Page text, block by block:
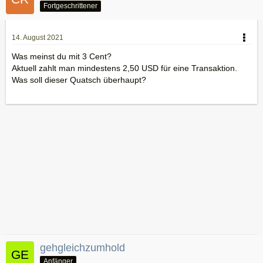
Fortgeschrittener
14. August 2021
Was meinst du mit 3 Cent?
Aktuell zahlt man mindestens 2,50 USD für eine Transaktion.
Was soll dieser Quatsch überhaupt?
gehgleichzumhold
Anfänger